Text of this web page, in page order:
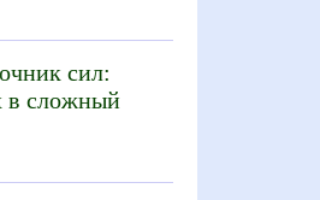
сил:
в сложный